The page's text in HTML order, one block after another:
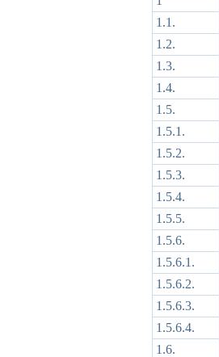
1.1.
1.2.
1.3.
1.4.
1.5.
1.5.1.
1.5.2.
1.5.3.
1.5.4.
1.5.5.
1.5.6.
1.5.6.1.
1.5.6.2.
1.5.6.3.
1.5.6.4.
1.6.